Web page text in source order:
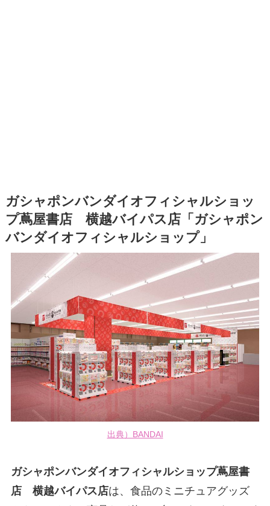
ガシャポンバンダイオフィシャルショッ
プ蔦屋書店 横越バイパス店「ガシャポン
バンダイオフィシャルショップ」
出典）BANDAI
ガシャポンバンダイオフィシャルショップ蔦屋書
店 横越バイパス店は、食品のミニチュアグッズ